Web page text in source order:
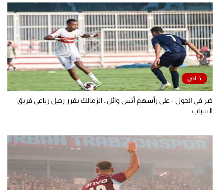
خبر في الجول - على رأسهم أنس وائل.. الزمالك يقرر رحيل رباعي فريق
الشباب